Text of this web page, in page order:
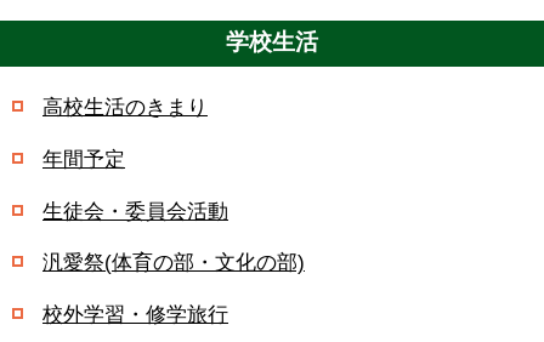
学校生活
高校生活のきまり
年間予定
生徒会・委員会活動
汎愛祭(体育の部・文化の部)
校外学習・修学旅行